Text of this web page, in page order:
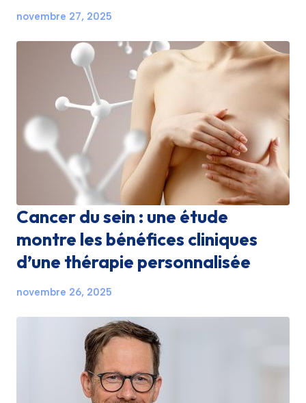
novembre 27, 2025
Cancer du sein : une étude
montre les bénéfices cliniques
d’une thérapie personnalisée
novembre 26, 2025